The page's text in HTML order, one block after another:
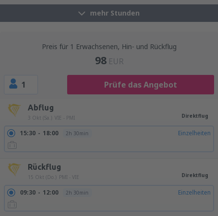
mehr Stunden
Preis für 1 Erwachsenen, Hin- und Rückflug
98 EUR
1 Prüfe das Angebot
Abflug
3 Okt (Sa.) VIE - PMI Direktflug
15:30 18:00 2h 30min Einzelheiten
Rückflug
15 Okt (Do.) PMI - VIE Direktflug
09:30 12:00 2h 30min Einzelheiten